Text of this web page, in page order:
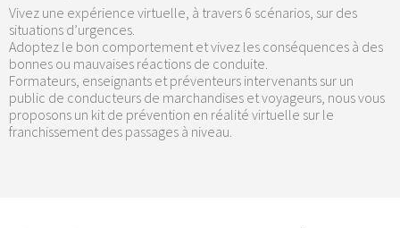
Vivez une expérience virtuelle, à travers 6 scénarios, sur des
situations d’urgences.
Adoptez le bon comportement et vivez les conséquences à des
bonnes ou mauvaises réactions de conduite.
Formateurs, enseignants et préventeurs intervenants sur un
public de conducteurs de marchandises et voyageurs, nous vous
proposons un kit de prévention en réalité virtuelle sur le
franchissement des passages à niveau.